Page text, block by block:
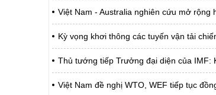
Việt Nam - Australia nghiên cứu mở
Kỳ vọng khơi thông các tuyến vận tải
Thủ tướng tiếp Trưởng đại diện của IMF:
Việt Nam đề nghị WTO, WEF tiếp tục